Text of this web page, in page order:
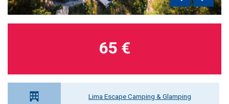
Lima Escape Camping & Glamping
65 €